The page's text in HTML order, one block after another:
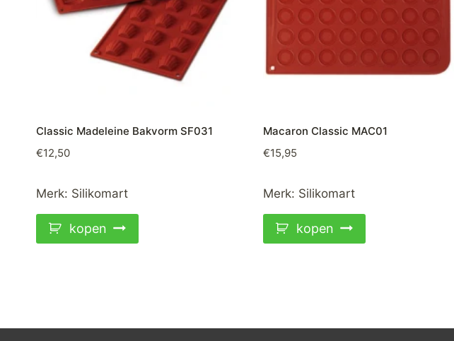
Classic Madeleine Bakvorm SF031
€12,50
Merk: Silikomart
kopen
Macaron Classic MAC01
€15,95
Merk: Silikomart
kopen